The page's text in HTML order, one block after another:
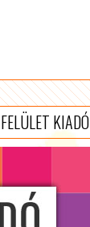
KIADÓ